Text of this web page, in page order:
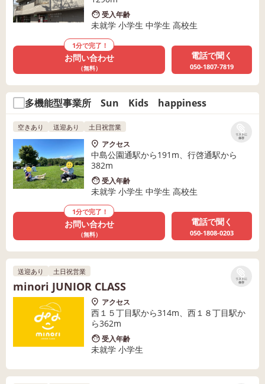
受入年齢
未就学 小学生 中学生 高校生
1分で完了！
お問い合わせ
（無料）
電話で聞く
050-1807-7819
多機能型事業所 Sun Kids happiness
リストに
保存
空きあり 送迎あり 土日祝営業
アクセス
中島公園通駅から191m、行啓通駅から
382m
受入年齢
未就学 小学生 中学生 高校生
1分で完了！
お問い合わせ
（無料）
電話で聞く
050-1808-0203
リストに
保存
送迎あり 土日祝営業
minori JUNIOR CLASS
アクセス
西１５丁目駅から314m、西１８丁目駅か
ら362m
受入年齢
未就学 小学生